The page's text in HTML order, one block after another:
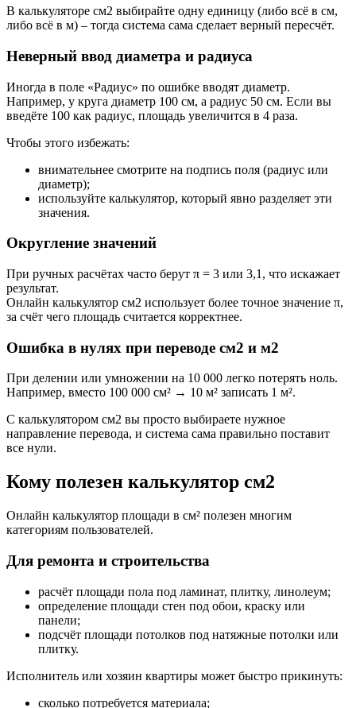
В калькуляторе см2 выбирайте одну единицу (либо всё в см,
либо всё в м) – тогда система сама сделает верный пересчёт.
Неверный ввод диаметра и радиуса
Иногда в поле «Радиус» по ошибке вводят диаметр.
Например, у круга диаметр 100 см, а радиус 50 см. Если вы
введёте 100 как радиус, площадь увеличится в 4 раза.
Чтобы этого избежать:
внимательнее смотрите на подпись поля (радиус или
диаметр);
используйте калькулятор, который явно разделяет эти
значения.
Округление значений
При ручных расчётах часто берут π = 3 или 3,1, что искажает
результат.
Онлайн калькулятор см2 использует более точное значение π,
за счёт чего площадь считается корректнее.
Ошибка в нулях при переводе см2 и м2
При делении или умножении на 10 000 легко потерять ноль.
Например, вместо 100 000 см² → 10 м² записать 1 м².
С калькулятором см2 вы просто выбираете нужное
направление перевода, и система сама правильно поставит
все нули.
Кому полезен калькулятор см2
Онлайн калькулятор площади в см² полезен многим
категориям пользователей.
Для ремонта и строительства
расчёт площади пола под ламинат, плитку, линолеум;
определение площади стен под обои, краску или
панели;
подсчёт площади потолков под натяжные потолки или
плитку.
Исполнитель или хозяин квартиры может быстро прикинуть:
сколько потребуется материала;